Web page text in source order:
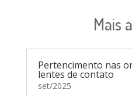
Mais
Pertencimento nas
lentes de contato
set/2025